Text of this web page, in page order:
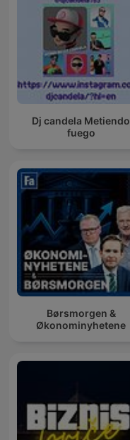
Dj candela Metiendo
fuego
Børsmorgen &
Økonominyhetene